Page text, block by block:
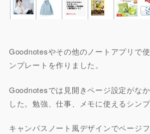
Goodnotesやその他のノートアプリで
ンプレートを作りました。
Goodnotesでは見開きページ設定がな
した。勉強、仕事、メモに使えるシン
キャンパスノート風デザインでページ